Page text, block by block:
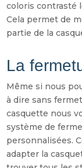
coloris contrasté
Cela permet de
partie de la
La
Même si nous
à dire sans
casquette nous
système de
personnalisées.
adapter la